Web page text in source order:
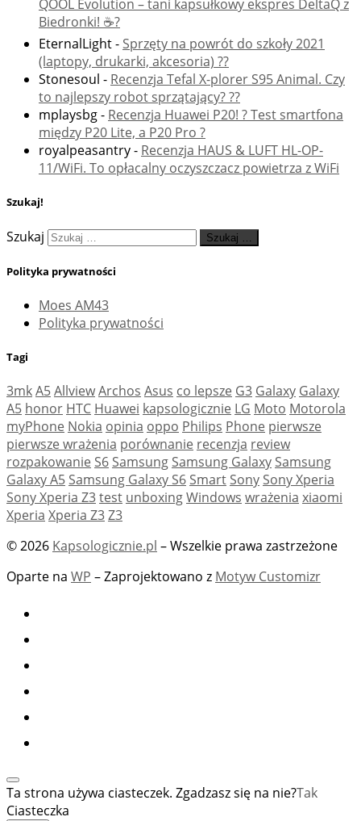
QOOL Evolution – tani kapsułkowy ekspres DeltaQ z
Biedronki! ☕️?
EternalLight- Sprzęty na powrót do szkoły 2021
(laptopy, drukarki, akcesoria) ??
Stonesoul - Recenzja Tefal X-plorer S95 Animal. Czy
to najlepszy robot sprzątający? ??
mplaysbg- Recenzja Huawei P20! ? Test smartfona
między P20 Lite, a P20 Pro ?
royalpeasantry- Recenzja HAUS & LUFT HL-OP-
11/WiFi. To opłacalny oczyszczacz powietrza z WiFi
Szukaj!
Szukaj Szukaj …
Polityka prywatności
Moes AM43
Polityka prywatności
Tagi
3mkA5AllviewArchos Asus co lepsze G3 Galaxy Galaxy
A5 honor HTC Huawei kapsologicznie LG Moto Motorola
myPhone Nokia opinia oppo Philips Phone pierwsze
pierwsze wrażenia porównanie recenzja review
rozpakowanie S6 Samsung Samsung Galaxy Samsung
Galaxy A5 Samsung Galaxy S6 Smart Sony Sony Xperia
Sony Xperia Z3test unboxingWindows wrażenia xiaomi
Xperia Xperia Z3Z3
© 2026 Kapsologicznie.pl – Wszelkie prawa zastrzeżone
Oparte na WP – Zaprojektowano z Motyw Customizr
Ta strona używa ciasteczek. Zgadzasz się na nie?Tak
Ciasteczka